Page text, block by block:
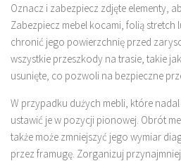
Oznacz i zabezpiecz zdjęte elementy,
Zabezpiecz mebel kocami, folią stretch
chronić jego powierzchnię przed
wszystkie przeszkody na trasie, takie
usunięte, co pozwoli na bezpieczne
W przypadku dużych mebli, które
ustawić je w pozycji pionowej. Obrót
także może zmniejszyć jego wymiar
przez framugę. Zorganizuj